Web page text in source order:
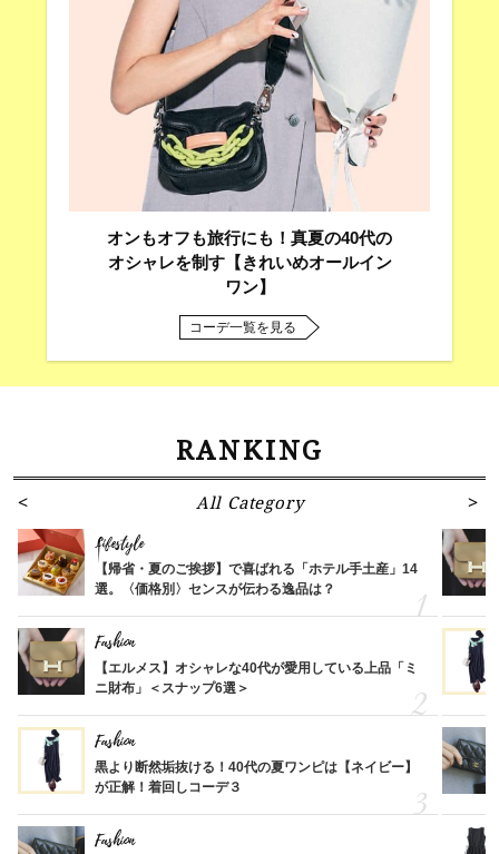
オンもオフも旅行にも！真夏の40代の
オシャレを制す【きれいめオールイン
ワン】
コーデ一覧を見る
RANKING
All Category
Lifestyle
【帰省・夏のご挨拶】で喜ばれる「ホテル手土産」14
選。〈価格別〉センスが伝わる逸品は？
Fashion
【エルメス】オシャレな40代が愛用している上品「ミ
ニ財布」＜スナップ6選＞
Fashion
黒より断然垢抜ける！40代の夏ワンピは【ネイビー】
が正解！着回しコーデ３
Fashion